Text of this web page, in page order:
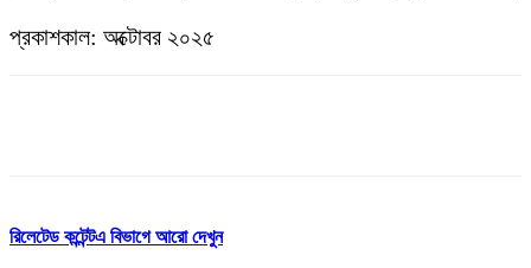
প্রকাশকাল: অক্টোবর ২০২৫
রিলেটেড কন্টেন্টএ বিভাগে আরো দেখুন